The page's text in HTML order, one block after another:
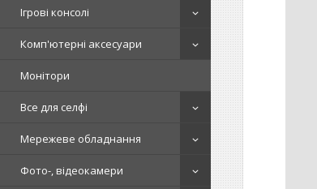
Ігрові консолі
Комп'ютерні аксесуари
Монітори
Все для селфі
Мережеве обладнання
Фото-, відеокамери